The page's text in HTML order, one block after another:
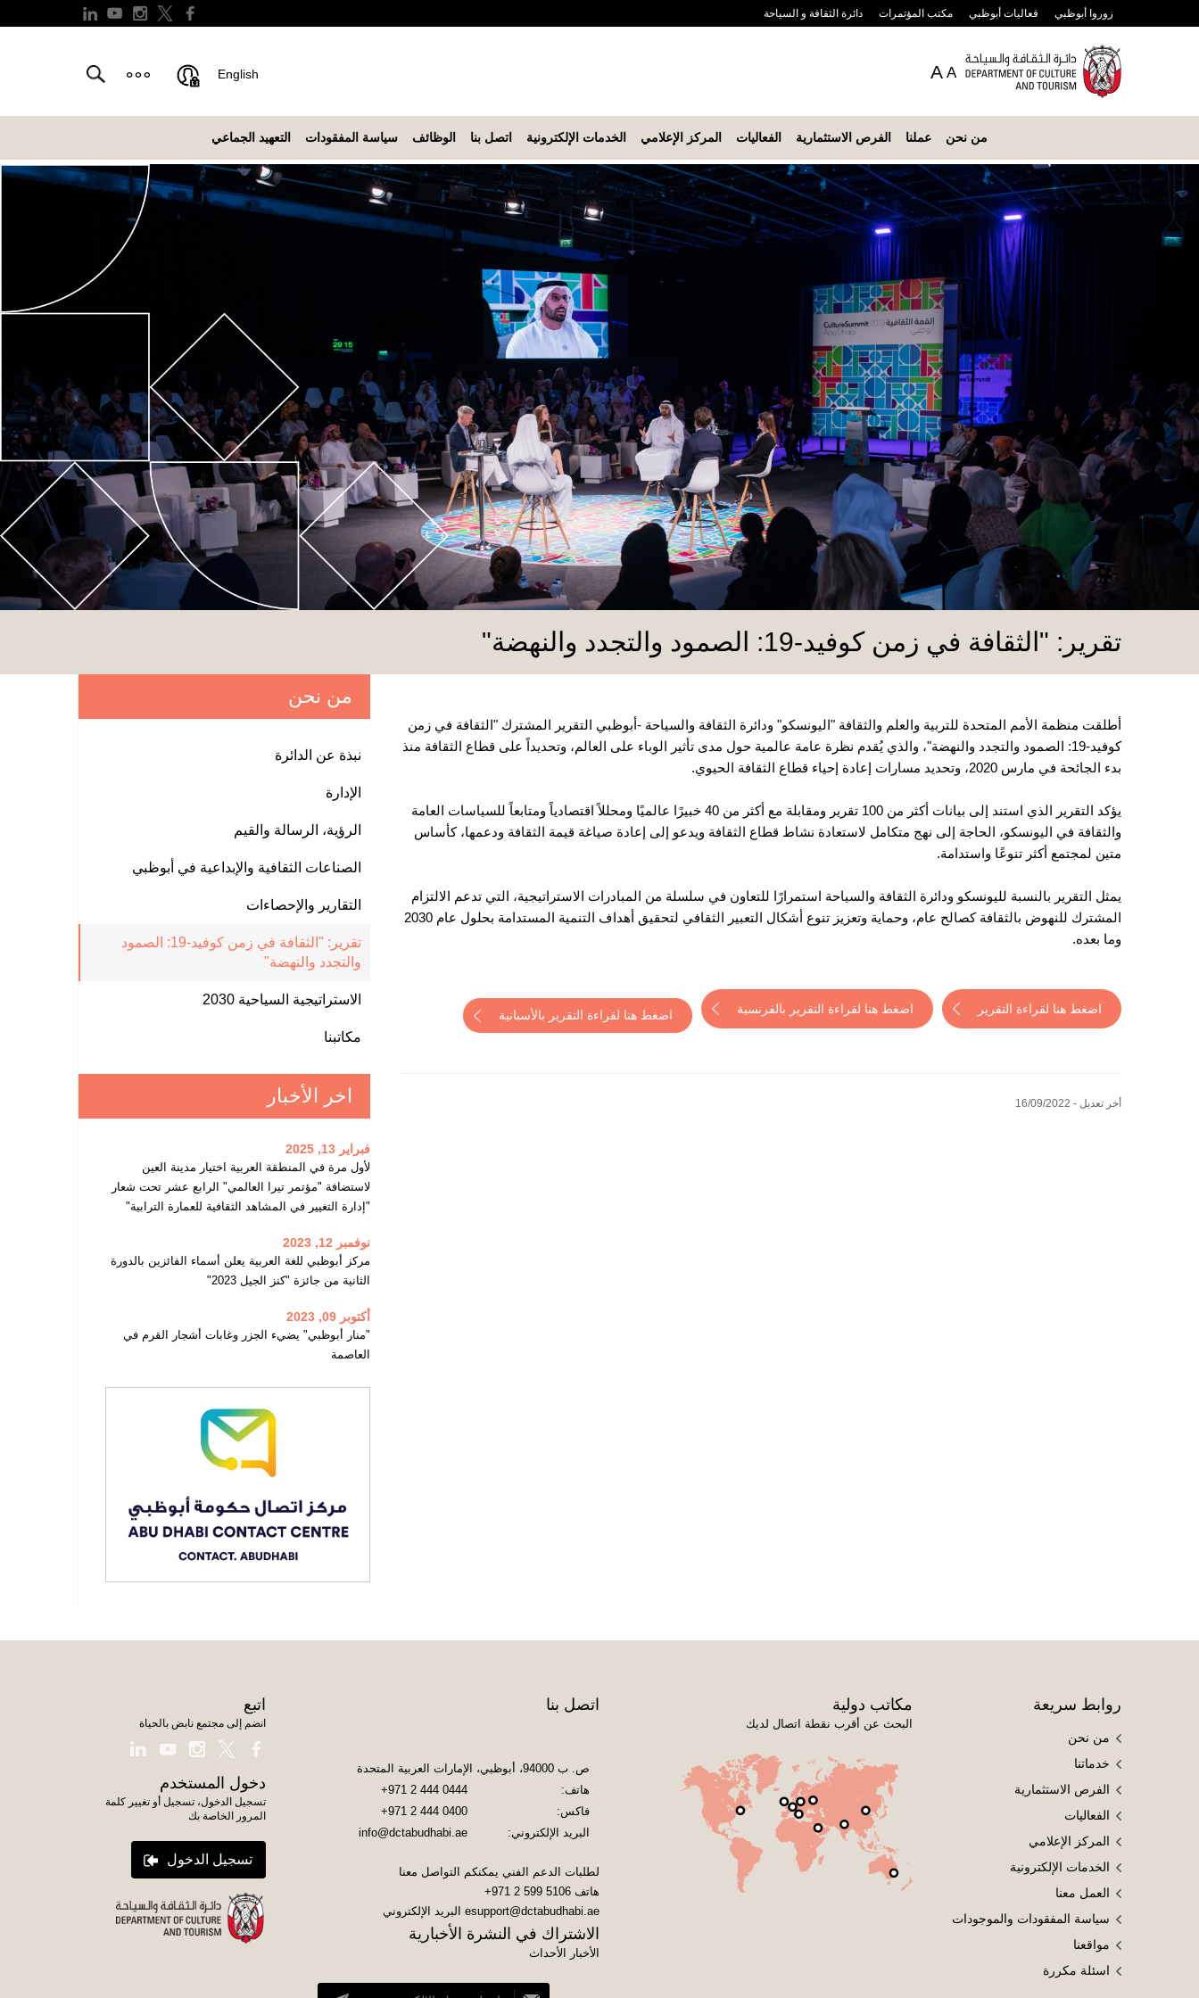
زوروا أبوظبي فعاليات أبوظبي مكتب المؤتمرات دائرة الثقافة و السياحة
A A
English
من نحن عملنا الفرص الاستثمارية الفعاليات المركز الإعلامي الخدمات الإلكترونية اتصل بنا الوظائف سياسة المفقودات التعهيد الجماعي
تقرير: "الثقافة في زمن كوفيد-19: الصمود والتجدد والنهضة"
أطلقت منظمة الأمم المتحدة للتربية والعلم والثقافة "اليونسكو" ودائرة الثقافة والسياحة -أبوظبي التقرير المشترك "الثقافة في زمن
كوفيد-19: الصمود والتجدد والنهضة"، والذي يُقدم نظرة عامة عالمية حول مدى تأثير الوباء على العالم، وتحديداً على قطاع الثقافة منذ
بدء الجائحة في مارس 2020، وتحديد مسارات إعادة إحياء قطاع الثقافة الحيوي.
يؤكد التقرير الذي استند إلى بيانات أكثر من 100 تقرير ومقابلة مع أكثر من 40 خبيرًا عالميًا ومحللاً اقتصادياً ومتابعاً للسياسات العامة
والثقافة في اليونسكو، الحاجة إلى نهج متكامل لاستعادة نشاط قطاع الثقافة ويدعو إلى إعادة صياغة قيمة الثقافة ودعمها، كأساس
متين لمجتمع أكثر تنوعًا واستدامة.
يمثل التقرير بالنسبة لليونسكو ودائرة الثقافة والسياحة استمرارًا للتعاون في سلسلة من المبادرات الاستراتيجية، التي تدعم الالتزام
المشترك للنهوض بالثقافة كصالح عام، وحماية وتعزيز تنوع أشكال التعبير الثقافي لتحقيق أهداف التنمية المستدامة بحلول عام 2030
وما بعده.
اضغط هنا لقراءة التقرير اضغط هنا لقراءة التقرير بالفرنسية اضغط هنا لقراءة التقرير بالأسبانية
أخر تعديل - 16/09/2022
من نحن
نبذة عن الدائرة
الإدارة
الرؤية، الرسالة والقيم
الصناعات الثقافية والإبداعية في أبوظبي
التقارير والإحصاءات
تقرير: "الثقافة في زمن كوفيد-19: الصمود
والتجدد والنهضة"
الاستراتيجية السياحية 2030
مكاتبنا
اخر الأخبار
فبراير 13, 2025
لأول مرة في المنطقة العربية اختيار مدينة العين
لاستضافة "مؤتمر تيرا العالمي" الرابع عشر تحت شعار
"إدارة التغيير في المشاهد الثقافية للعمارة الترابية"
نوفمبر 12, 2023
مركز أبوظبي للغة العربية يعلن أسماء الفائزين بالدورة
الثانية من جائزة "كنز الجيل 2023"
أكتوبر 09, 2023
"منار أبوظبي" يضيء الجزر وغابات أشجار القرم في
العاصمة
روابط سريعة
من نحن
خدماتنا
الفرص الاستثمارية
الفعاليات
المركز الإعلامي
الخدمات الإلكترونية
العمل معنا
سياسة المفقودات والموجودات
مواقعنا
اسئلة مكررة
مكاتب دولية
البحث عن أقرب نقطة اتصال لديك
اتصل بنا
ص. ب 94000، أبوظبي، الإمارات العربية المتحدة
هاتف:
+971 2 444 0444
فاكس:
+971 2 444 0400
البريد الإلكتروني:
info@dctabudhabi.ae
لطلبات الدعم الفني يمكنكم التواصل معنا
هاتف +971 2 599 5106
esupport@dctabudhabi.ae البريد الإلكتروني
الاشتراك في النشرة الأخبارية
الأخبار الأحداث
اتبع
انضم إلى مجتمع نابض بالحياة
دخول المستخدم
تسجيل الدخول، تسجيل أو تغيير كلمة
المرور الخاصة بك
تسجيل الدخول